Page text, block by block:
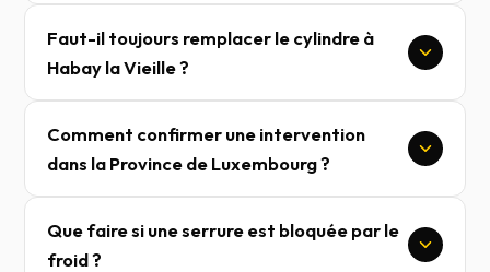
Faut-il toujours remplacer le cylindre à
Habay la Vieille ?
Comment confirmer une intervention
dans la Province de Luxembourg ?
Que faire si une serrure est bloquée par le
froid ?